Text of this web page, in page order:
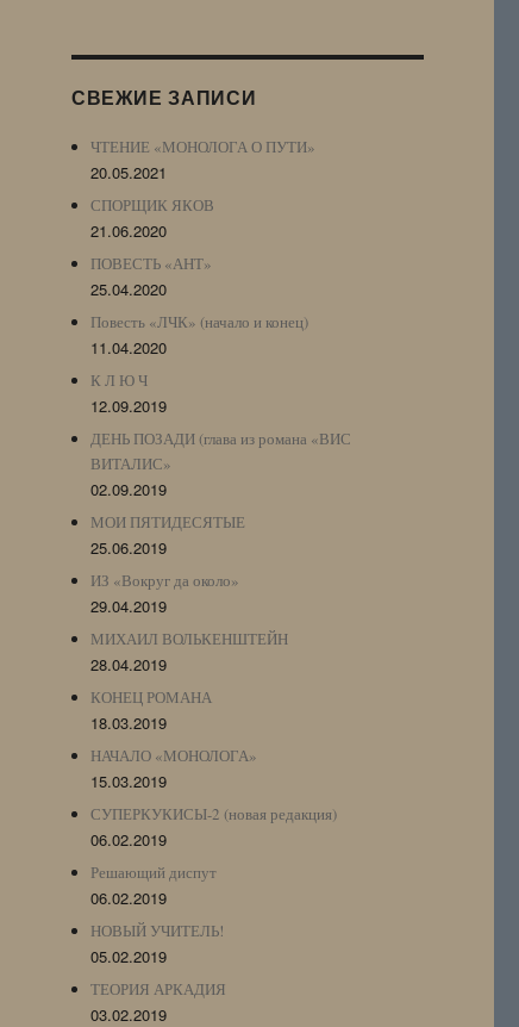
Archive)
СВЕЖИЕ ЗАПИСИ
ЧТЕНИЕ «МОНОЛОГА О ПУТИ»
20.05.2021
СПОРЩИК ЯКОВ
21.06.2020
ПОВЕСТЬ «АНТ»
25.04.2020
Повесть «ЛЧК» (начало и конец)
11.04.2020
К Л Ю Ч
12.09.2019
ДЕНЬ ПОЗАДИ (глава из романа «ВИС
ВИТАЛИС»
02.09.2019
МОИ ПЯТИДЕСЯТЫЕ
25.06.2019
ИЗ «Вокруг да около»
29.04.2019
МИХАИЛ ВОЛЬКЕНШТЕЙН
28.04.2019
КОНЕЦ РОМАНА
18.03.2019
НАЧАЛО «МОНОЛОГА»
15.03.2019
СУПЕРКУКИСЫ-2 (новая редакция)
06.02.2019
Решающий диспут
06.02.2019
НОВЫЙ УЧИТЕЛЬ!
05.02.2019
ТЕОРИЯ АРКАДИЯ
03.02.2019